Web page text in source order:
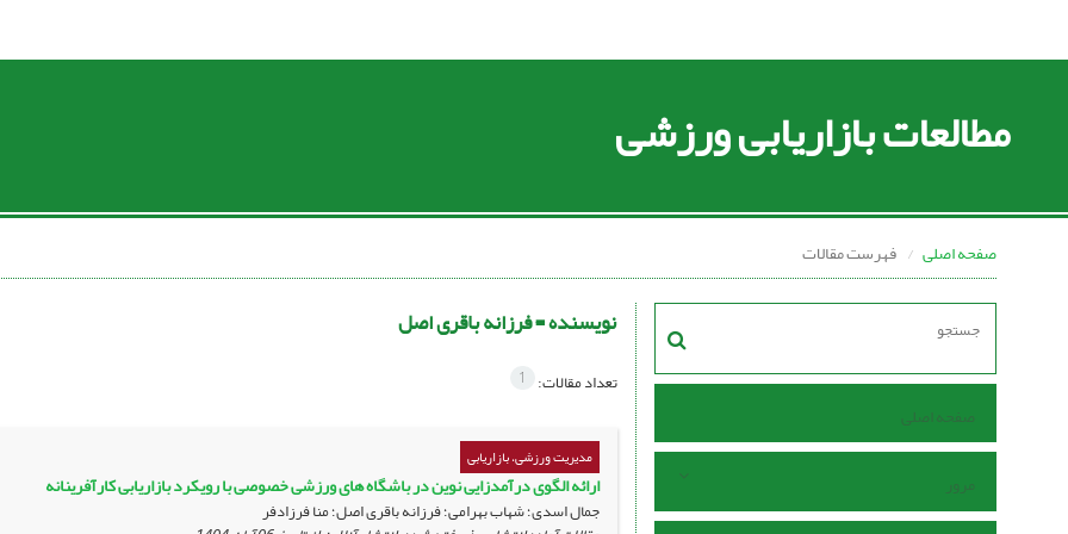
مطالعات بازاریابی ورزشی
صفحه اصلی فهرست مقالات
صفحه اصلی
مرور
نویسنده =فرزانه باقری اصل
تعداد مقالات: 1
مدیریت ورزشی، بازاریابی
ارائه الگوی درآمدزایی نوین در باشگاه های ورزشی خصوصی با رویکرد بازاریابی کارآفرینانه
جمال اسدی؛ شهاب بهرامی؛ فرزانه باقری اصل؛ منا فرزادفر